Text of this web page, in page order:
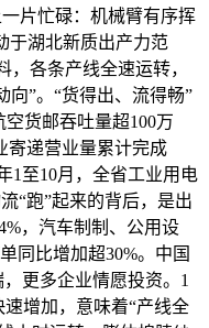
片忙碌：机械臂有序挥
于湖北新质出产力范
各条产线全速运转，
”。“货得出、流得畅”
货邮吞吐量超100万
寄递营业量累计完成
1至10月，全省工业用电
“跑”起来的背后，是出
，汽车制制、公用设
同比增加超30%。中国
更多企业情愿投资。1
增加，意味着“产线全